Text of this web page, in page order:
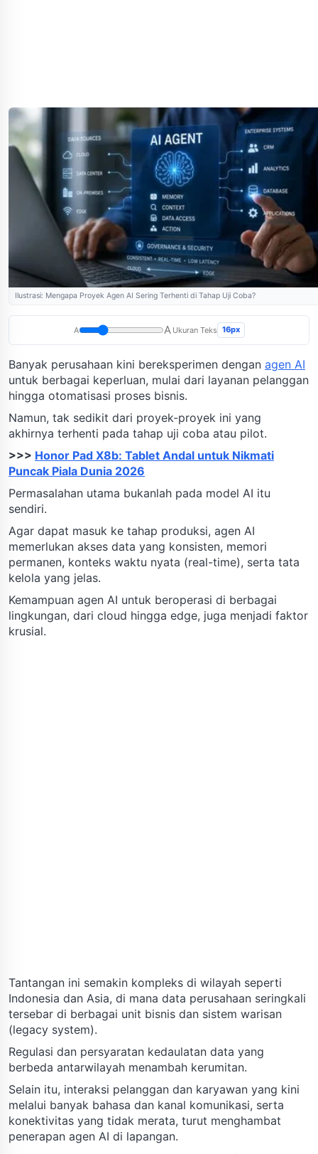
Ilustrasi: Mengapa Proyek Agen AI Sering Terhenti di Tahap Uji Coba?
A A Ukuran Teks 16px
Banyak perusahaan kini bereksperimen dengan agen AI
untuk berbagai keperluan, mulai dari layanan pelanggan
hingga otomatisasi proses bisnis.
Namun, tak sedikit dari proyek-proyek ini yang
akhirnya terhenti pada tahap uji coba atau pilot.
>>> Honor Pad X8b: Tablet Andal untuk Nikmati
Puncak Piala Dunia 2026
Permasalahan utama bukanlah pada model AI itu
sendiri.
Agar dapat masuk ke tahap produksi, agen AI
memerlukan akses data yang konsisten, memori
permanen, konteks waktu nyata (real-time), serta tata
kelola yang jelas.
Kemampuan agen AI untuk beroperasi di berbagai
lingkungan, dari cloud hingga edge, juga menjadi faktor
krusial.
Tantangan ini semakin kompleks di wilayah seperti
Indonesia dan Asia, di mana data perusahaan seringkali
tersebar di berbagai unit bisnis dan sistem warisan
(legacy system).
Regulasi dan persyaratan kedaulatan data yang
berbeda antarwilayah menambah kerumitan.
Selain itu, interaksi pelanggan dan karyawan yang kini
melalui banyak bahasa dan kanal komunikasi, serta
konektivitas yang tidak merata, turut menghambat
penerapan agen AI di lapangan.